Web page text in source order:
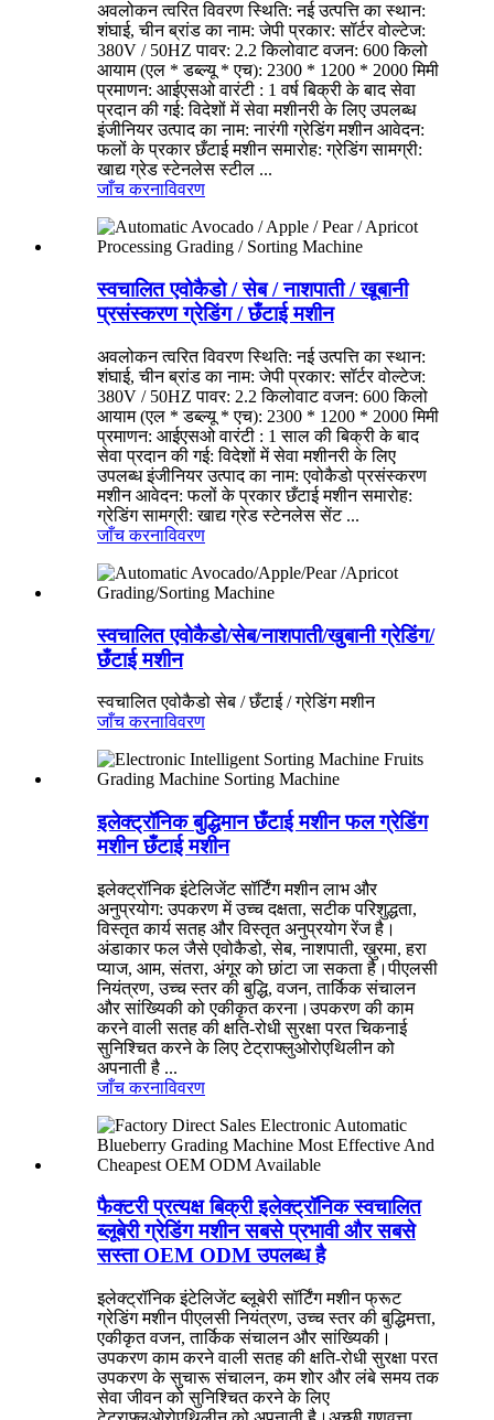
अवलोकन त्वरित विवरण स्थिति: नई उत्पत्ति का स्थान:
शंघाई, चीन ब्रांड का नाम: जेपी प्रकार: सॉर्टर वोल्टेज:
380V / 50HZ पावर: 2.2 किलोवाट वजन: 600 किलो
आयाम (एल * डब्ल्यू * एच): 2300 * 1200 * 2000 मिमी
प्रमाणन: आईएसओ वारंटी : 1 वर्ष बिक्री के बाद सेवा
प्रदान की गई: विदेशों में सेवा मशीनरी के लिए उपलब्ध
इंजीनियर उत्पाद का नाम: नारंगी ग्रेडिंग मशीन आवेदन:
फलों के प्रकार छँटाई मशीन समारोह: ग्रेडिंग सामग्री:
खाद्य ग्रेड स्टेनलेस स्टील ...
जाँच करनाविवरण
स्वचालित एवोकैडो / सेब / नाशपाती / खूबानी
प्रसंस्करण ग्रेडिंग / छँटाई मशीन
अवलोकन त्वरित विवरण स्थिति: नई उत्पत्ति का स्थान:
शंघाई, चीन ब्रांड का नाम: जेपी प्रकार: सॉर्टर वोल्टेज:
380V / 50HZ पावर: 2.2 किलोवाट वजन: 600 किलो
आयाम (एल * डब्ल्यू * एच): 2300 * 1200 * 2000 मिमी
प्रमाणन: आईएसओ वारंटी : 1 साल की बिक्री के बाद
सेवा प्रदान की गई: विदेशों में सेवा मशीनरी के लिए
उपलब्ध इंजीनियर उत्पाद का नाम: एवोकैडो प्रसंस्करण
मशीन आवेदन: फलों के प्रकार छँटाई मशीन समारोह:
ग्रेडिंग सामग्री: खाद्य ग्रेड स्टेनलेस सेंट ...
जाँच करनाविवरण
स्वचालित एवोकैडो/सेब/नाशपाती/खुबानी ग्रेडिंग/
छँटाई मशीन
स्वचालित एवोकैडो सेब / छँटाई / ग्रेडिंग मशीन
जाँच करनाविवरण
इलेक्ट्रॉनिक बुद्धिमान छँटाई मशीन फल ग्रेडिंग
मशीन छँटाई मशीन
इलेक्ट्रॉनिक इंटेलिजेंट सॉर्टिंग मशीन लाभ और
अनुप्रयोग: उपकरण में उच्च दक्षता, सटीक परिशुद्धता,
विस्तृत कार्य सतह और विस्तृत अनुप्रयोग रेंज है।
अंडाकार फल जैसे एवोकैडो, सेब, नाशपाती, ख़ुरमा, हरा
प्याज, आम, संतरा, अंगूर को छांटा जा सकता है।पीएलसी
नियंत्रण, उच्च स्तर की बुद्धि, वजन, तार्किक संचालन
और सांख्यिकी को एकीकृत करना।उपकरण की काम
करने वाली सतह की क्षति-रोधी सुरक्षा परत चिकनाई
सुनिश्चित करने के लिए टेट्राफ्लुओरोएथिलीन को
अपनाती है ...
जाँच करनाविवरण
फैक्टरी प्रत्यक्ष बिक्री इलेक्ट्रॉनिक स्वचालित
ब्लूबेरी ग्रेडिंग मशीन सबसे प्रभावी और सबसे
सस्ता OEM ODM उपलब्ध है
इलेक्ट्रॉनिक इंटेलिजेंट ब्लूबेरी सॉर्टिंग मशीन फ्रूट
ग्रेडिंग मशीन पीएलसी नियंत्रण, उच्च स्तर की बुद्धिमत्ता,
एकीकृत वजन, तार्किक संचालन और सांख्यिकी।
उपकरण काम करने वाली सतह की क्षति-रोधी सुरक्षा परत
उपकरण के सुचारू संचालन, कम शोर और लंबे समय तक
सेवा जीवन को सुनिश्चित करने के लिए